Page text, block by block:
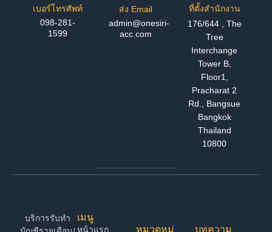
เบอร์โทรศัพท์
098-281-
1599
ส่ง Email
admin@onesiri-
acc.com
ที่ตั้งสำนักงาน
176/644 , The
Tree
Interchange
Tower B,
Floor1,
Pracharat 2
Rd., Bangsue
Bangkok
Thailand
10800
บริการรับทำ
เมนู
หน้าแรก
หมวดหมู่
บทความ